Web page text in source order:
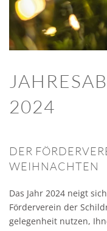
2024
DER
WEIHNACHTEN
Das Jahr 2024 neigt
Förderverein der
gelegenheit nutzen,